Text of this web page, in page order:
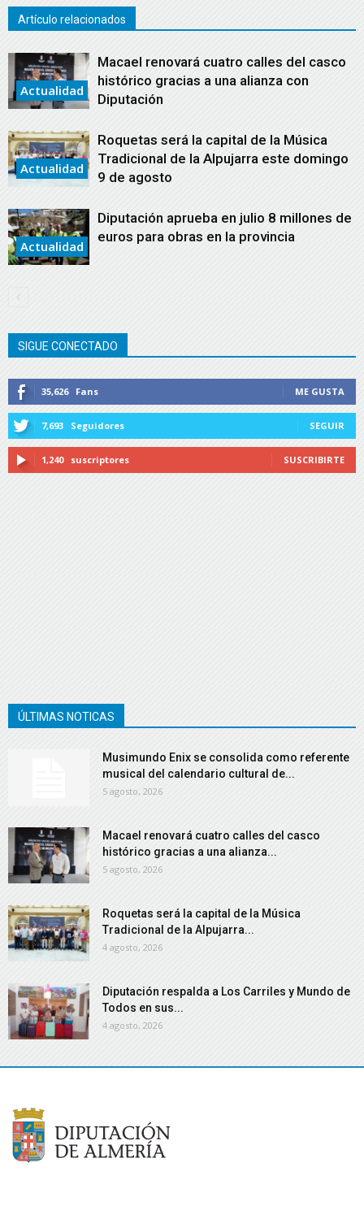
Artículo relacionados
Actualidad
Macael renovará cuatro calles del casco
histórico gracias a una alianza con
Diputación
Actualidad
Roquetas será la capital de la Música
Tradicional de la Alpujarra este domingo
9 de agosto
Actualidad
Diputación aprueba en julio 8 millones de
euros para obras en la provincia
SIGUE CONECTADO
35,626 Fans ME GUSTA
7,693 Seguidores SEGUIR
1,240 suscriptores SUSCRIBIRTE
ÚLTIMAS NOTICAS
Musimundo Enix se consolida como referente
musical del calendario cultural de...
5 agosto, 2026
Macael renovará cuatro calles del casco
histórico gracias a una alianza...
5 agosto, 2026
Roquetas será la capital de la Música
Tradicional de la Alpujarra...
4 agosto, 2026
Diputación respalda a Los Carriles y Mundo de
Todos en sus...
4 agosto, 2026